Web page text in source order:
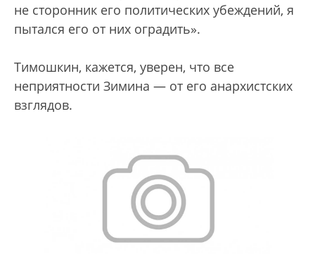
не сторонник его политических убеждений, я
пытался его от них оградить».
Тимошкин, кажется, уверен, что все
неприятности Зимина — от его анархистских
взглядов.